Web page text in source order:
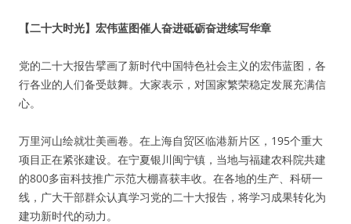
【二十大时光】宏伟蓝图催人奋进砥砺奋进续写华章
党的二十大报告擘画了新时代中国特色社会主义的宏伟蓝图，各
行各业的人们备受鼓舞。大家表示，对国家繁荣稳定发展充满信
心。
万里河山绘就壮美画卷。在上海自贸区临港新片区，195个重大
项目正在紧张建设。在宁夏银川闽宁镇，当地与福建农科院共建
的800多亩科技推广示范大棚喜获丰收。在各地的生产、科研一
线，广大干部群众认真学习党的二十大报告，将学习成果转化为
建功新时代的动力。